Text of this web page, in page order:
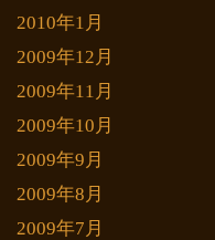
2010年1月
2009年12月
2009年11月
2009年10月
2009年9月
2009年8月
2009年7月